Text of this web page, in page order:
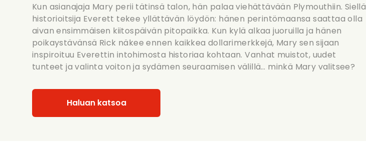
Kun asianajaja Mary perii tätinsä talon, hän palaa viehättävään Plymouthiin. Siellä
historioitsija Everett tekee yllättävän löydön: hänen perintömaansa saattaa olla
aivan ensimmäisen kiitospäivän pitopaikka. Kun kylä alkaa juoruilla ja hänen
poikaystävänsä Rick näkee ennen kaikkea dollarimerkkejä, Mary sen sijaan
inspiroituu Everettin intohimosta historiaa kohtaan. Vanhat muistot, uudet
tunteet ja valinta voiton ja sydämen seuraamisen välillä… minkä Mary valitsee?
Haluan katsoa